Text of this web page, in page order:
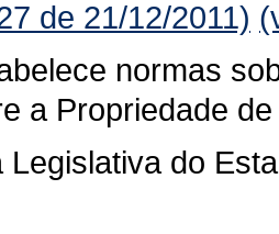
de 21/12/2011)
normas
a Propriedade
Legislativa do